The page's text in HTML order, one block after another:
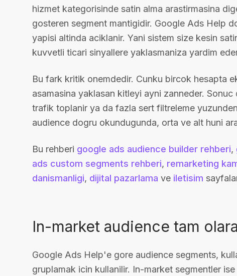
hizmet kategorisinde satin alma arastirmasina
gosteren segment mantigidir. Google Ads Help
yapisi altinda aciklanir. Yani sistem size kesin
kuvvetli ticari sinyallere yaklasmaniza yardim
Bu fark kritik onemdedir. Cunku bircok hesapta
asamasina yaklasan kitleyi ayni zanneder.
trafik toplanir ya da fazla sert filtreleme
audience dogru okundugunda, orta ve alt huni
Bu rehberi google ads audience builder rehberi,
ads custom segments rehberi, remarketing
danismanligi, dijital pazarlama ve iletisim
In-market audience tam
Google Ads Help'e gore audience segments,
gruplamak icin kullanilir. In-market segmentler